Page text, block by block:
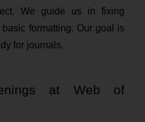
We guide us in fixing
formatting. Our goal is
for journals.
at Web of